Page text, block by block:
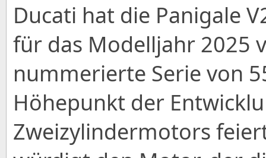
Ducati hat die Panigale
für das Modelljahr 2025
nummerierte Serie von
Höhepunkt der
Zweizylindermotors